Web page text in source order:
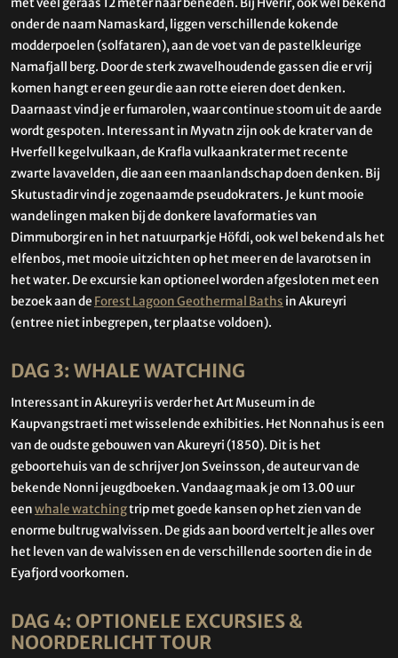
onder de naam Namaskard, liggen verschillende kokende
modderpoelen (solfataren), aan de voet van de pastelkleurige
Namafjall berg. Door de sterk zwavelhoudende gassen die er vrij
komen hangt er een geur die aan rotte eieren doet denken.
Daarnaast vind je er fumarolen, waar continue stoom uit de aarde
wordt gespoten. Interessant in Myvatn zijn ook de krater van de
Hverfell kegelvulkaan, de Krafla vulkaankrater met recente
zwarte lavavelden, die aan een maanlandschap doen denken. Bij
Skutustadir vind je zogenaamde pseudokraters. Je kunt mooie
wandelingen maken bij de donkere lavaformaties van
Dimmuborgir en in het natuurparkje Höfdi, ook wel bekend als het
elfenbos, met mooie uitzichten op het meer en de lavarotsen in
het water. De excursie kan optioneel worden afgesloten met een
bezoek aan de Forest Lagoon Geothermal Baths in Akureyri
(entree niet inbegrepen, ter plaatse voldoen).
DAG 3: WHALE WATCHING
Interessant in Akureyri is verder het Art Museum in de
Kaupvangstraeti met wisselende exhibities. Het Nonnahus is een
van de oudste gebouwen van Akureyri (1850). Dit is het
geboortehuis van de schrijver Jon Sveinsson, de auteur van de
bekende Nonni jeugdboeken. Vandaag maak je om 13.00 uur
eenwhale watchingtrip met goede kansen op het zien van de
enorme bultrug walvissen. De gids aan boord vertelt je alles over
het leven van de walvissen en de verschillende soorten die in de
Eyafjord voorkomen.
DAG 4: OPTIONELE EXCURSIES &
NOORDERLICHT TOUR